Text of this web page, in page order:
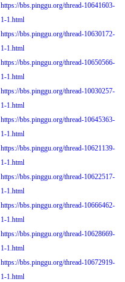
https://bbs.pinggu.org/thread-10641603-
1-1.html
https://bbs.pinggu.org/thread-10630172-
1-1.html
https://bbs.pinggu.org/thread-10650566-
1-1.html
https://bbs.pinggu.org/thread-10030257-
1-1.html
https://bbs.pinggu.org/thread-10645363-
1-1.html
https://bbs.pinggu.org/thread-10621139-
1-1.html
https://bbs.pinggu.org/thread-10622517-
1-1.html
https://bbs.pinggu.org/thread-10666462-
1-1.html
https://bbs.pinggu.org/thread-10628669-
1-1.html
https://bbs.pinggu.org/thread-10672919-
1-1.html